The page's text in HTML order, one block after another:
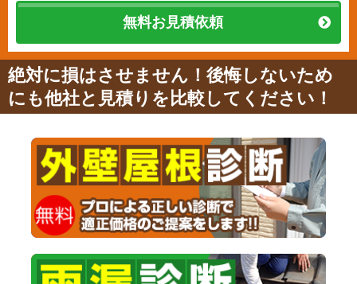
無料お見積依頼
絶対に損はさせません！後悔しないため
にも他社と見積りを比較してください！